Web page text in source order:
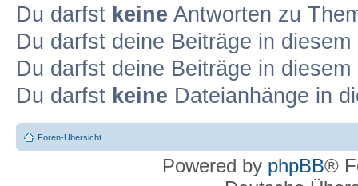
Du darfst keine Antworten zu
Du darfst deine Beiträge in
Du darfst deine Beiträge in
Du darfst keine Dateianhänge in
Foren-Übersicht
Powered by phpBB®